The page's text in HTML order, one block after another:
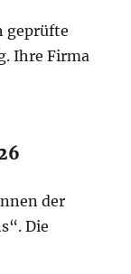
geprüfte
Ihre Firma
der
Die